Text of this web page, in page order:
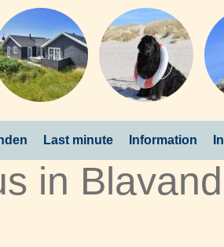
Last minute Information
in